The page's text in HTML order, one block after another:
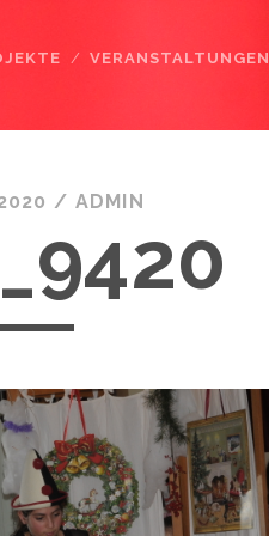
VERANSTALTUNGEN
/ ADMIN